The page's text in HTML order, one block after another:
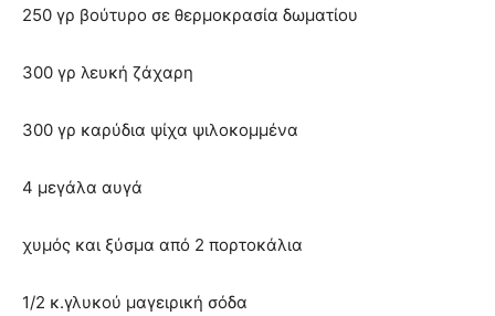
250 γρ βούτυρο σε θερμοκρασία δωματίου
300 γρ λευκή ζάχαρη
300 γρ καρύδια ψίχα ψιλοκομμένα
4 μεγάλα αυγά
χυμός και ξύσμα από 2 πορτοκάλια
1/2 κ.γλυκού μαγειρική σόδα